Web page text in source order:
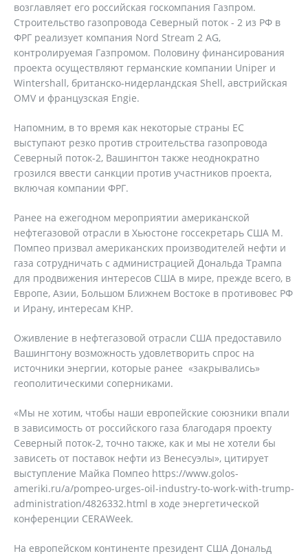
возглавляет его российская госкомпания Газпром.
Строительство газопровода Северный поток - 2 из РФ в
ФРГ реализует компания Nord Stream 2 AG,
контролируемая Газпромом. Половину финансирования
проекта осуществляют германские компании Uniper и
Wintershall, британско-нидерландская Shell, австрийская
OMV и французская Engie.
Напомним, в то время как некоторые страны ЕС
выступают резко против строительства газопровода
Северный поток-2, Вашингтон также неоднократно
грозился ввести санкции против участников проекта,
включая компании ФРГ.
Ранее на ежегодном мероприятии американской
нефтегазовой отрасли в Хьюстоне госсекретарь США М.
Помпео призвал американских производителей нефти и
газа сотрудничать с администрацией Дональда Трампа
для продвижения интересов США в мире, прежде всего, в
Европе, Азии, Большом Ближнем Востоке в противовес РФ
и Ирану, интересам КНР.
Оживление в нефтегазовой отрасли США предоставило
Вашингтону возможность удовлетворить спрос на
источники энергии, которые ранее «закрывались»
геополитическими соперниками.
«Мы не хотим, чтобы наши европейские союзники впали
в зависимость от российского газа благодаря проекту
Северный поток-2, точно также, как и мы не хотели бы
зависеть от поставок нефти из Венесуэлы», цитирует
выступление Майка Помпео https://www.golos-
ameriki.ru/a/pompeo-urges-oil-industry-to-work-with-trump-
administration/4826332.html в ходе энергетической
конференции CERAWeek.
На европейском континенте президент США Дональд